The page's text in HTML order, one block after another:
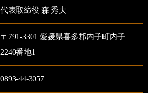
代表取締役 森 秀夫
〒791-3301 愛媛県喜多郡内子町内子
2240番地1
0893-44-3057